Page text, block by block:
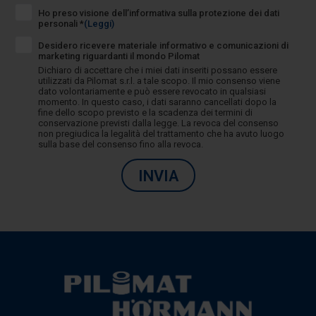
Ho preso visione dell’informativa sulla protezione dei dati
personali *(Leggi)
Desidero ricevere materiale informativo e comunicazioni di
marketing riguardanti il mondo Pilomat
Dichiaro di accettare che i miei dati inseriti possano essere
utilizzati da Pilomat s.r.l. a tale scopo. Il mio consenso viene
dato volontariamente e può essere revocato in qualsiasi
momento. In questo caso, i dati saranno cancellati dopo la
fine dello scopo previsto e la scadenza dei termini di
conservazione previsti dalla legge. La revoca del consenso
non pregiudica la legalità del trattamento che ha avuto luogo
sulla base del consenso fino alla revoca.
INVIA